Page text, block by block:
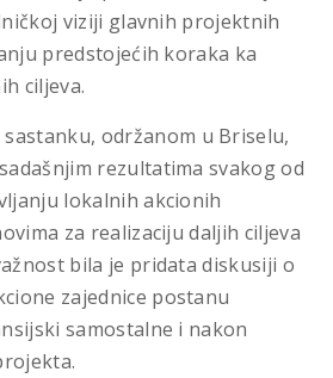
viziji glavnih projektnih
predstojećih koraka ka
ciljeva.
održanom u Briselu,
rezultatima svakog od
lokalnih akcionih
za realizaciju daljih ciljeva
bila je pridata diskusiji o
zajednice postanu
samostalne i nakon